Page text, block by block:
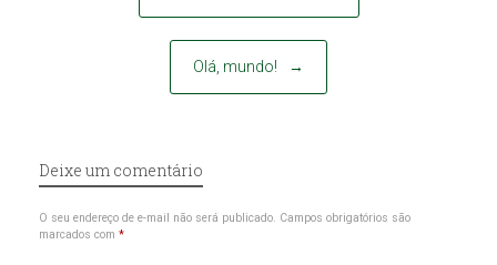
Olá, mundo! →
Deixe um comentário
O seu endereço de e-mail não será publicado. Campos obrigatórios são
marcados com *